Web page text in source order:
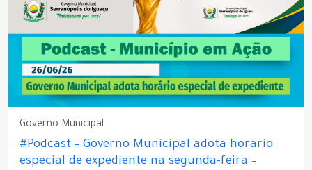
Governo Municipal
#Podcast – Governo Municipal adota horário
especial de expediente na segunda-feira –